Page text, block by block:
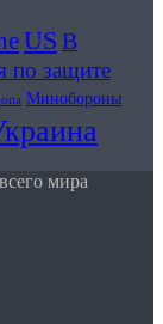
US В
по защите
Минобороны
мира